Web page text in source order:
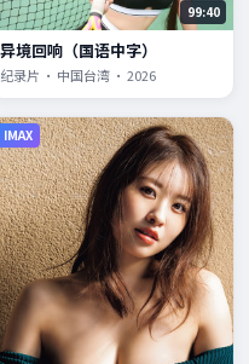
99:40
异境回响（国语中字）
纪录片 · 中国台湾 · 2026
IMAX